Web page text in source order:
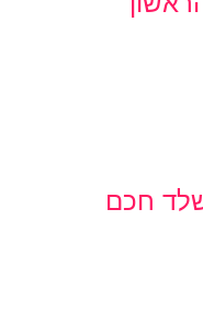
שלד חכם